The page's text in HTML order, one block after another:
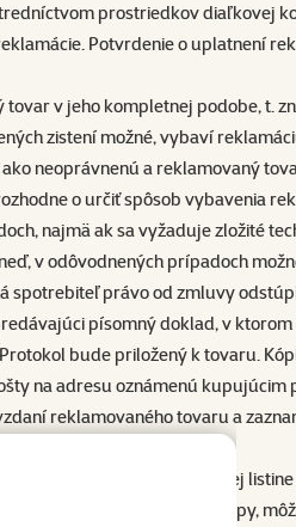
prostriedkov diaľkovej
Potvrdenie o uplatnení
v jeho kompletnej podobe, t.
zistení možné, vybaví
neoprávnenú a reklamovaný
o určiť spôsob vybavenia
najmä ak sa vyžaduje zložité
v odôvodnených prípadoch
spotrebiteľ právo od zmluvy
písomný doklad, v
bude priložený k tovaru.
na adresu oznámenú
reklamovaného tovaru a
môžu byť obsiahnuté v jedinej
prvých 12 mesiacov od kúpy,